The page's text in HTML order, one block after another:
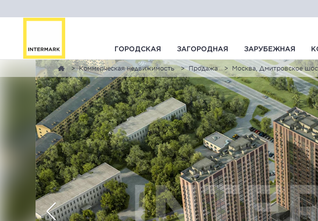
ГОРОДСКАЯ ЗАГОРОДНАЯ ЗАРУБЕЖНАЯ
Коммерческая недвижимость Продажа Москва, Дмитровское